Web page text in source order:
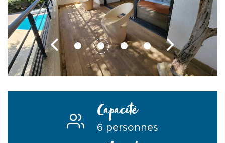
Capacité
6 personnes